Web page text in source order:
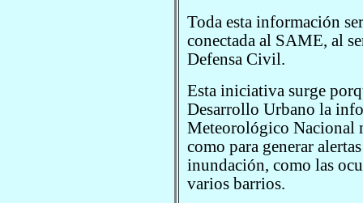
Toda esta información
conectada al SAME, al
Defensa Civil.
Esta iniciativa surge
Desarrollo Urbano la
Meteorológico Nacional
como para generar
inundación, como las
varios barrios.